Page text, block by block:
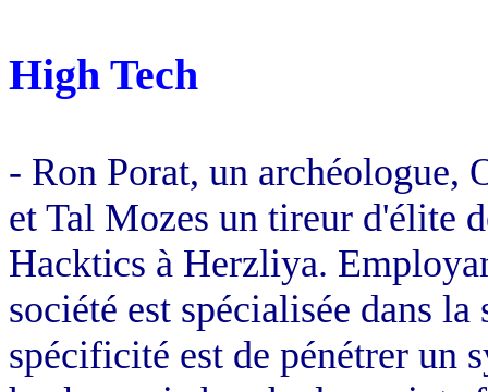
High Tech
- Ron Porat, un archéologue,
et Tal Mozes un tireur d'élite
Hacktics à Herzliya.
société est spécialisée dans
spécificité est de pénétrer un